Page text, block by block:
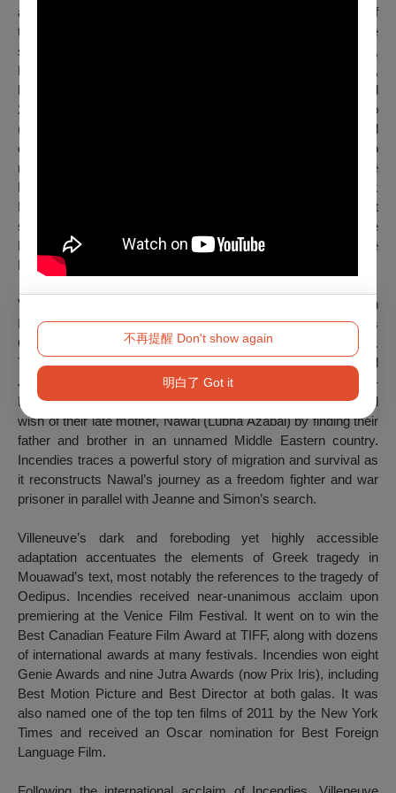
不再提醒 Don't show again
明白了 Got it
atmospheric and sombre films frequently focus on themes of
trauma, identity and memory. His Canadian films, including the
searing psychological dramas Maelström (2000),
Polytechnique (2009), Incendies (2010) and Enemy (2013),
have won 22 Genie Awards, five Canadian Screen Awards and
26 Prix Iris. His Hollywood films — Prisoners (2013), Sicario
(2015) and Arrival (2016) — have enjoyed critical and
commercial success. He is the only Québécois filmmaker to
receive an Oscar nomination for Best Director. With Blade
Runner 2049 (2017) and an upcoming adaption of Frank
Herbert’s Dune, Villeneuve has become one of the most
sought-after filmmakers in the world. In December 2019, the
Hollywood Critics Association named him the Filmmaker of the
Decade.
Villeneuve gained international attention in the fall of 2010 with
Incendies, a shattering adaptation of Wajdi Mouawad’s
Governor General’s Award-winning play of the same name.
The Canada-France coproduction, shot in Montreal and
Jordan, depicts twin siblings Jeanne (Mélissa Désormeaux-
Poulin) and Simon (Maxime Gaudet) trying to honour the final
wish of their late mother, Nawal (Lubna Azabal) by finding their
father and brother in an unnamed Middle Eastern country.
Incendies traces a powerful story of migration and survival as
it reconstructs Nawal’s journey as a freedom fighter and war
prisoner in parallel with Jeanne and Simon’s search.
Villeneuve’s dark and foreboding yet highly accessible
adaptation accentuates the elements of Greek tragedy in
Mouawad’s text, most notably the references to the tragedy of
Oedipus. Incendies received near-unanimous acclaim upon
premiering at the Venice Film Festival. It went on to win the
Best Canadian Feature Film Award at TIFF, along with dozens
of international awards at many festivals. Incendies won eight
Genie Awards and nine Jutra Awards (now Prix Iris), including
Best Motion Picture and Best Director at both galas. It was
also named one of the top ten films of 2011 by the New York
Times and received an Oscar nomination for Best Foreign
Language Film.